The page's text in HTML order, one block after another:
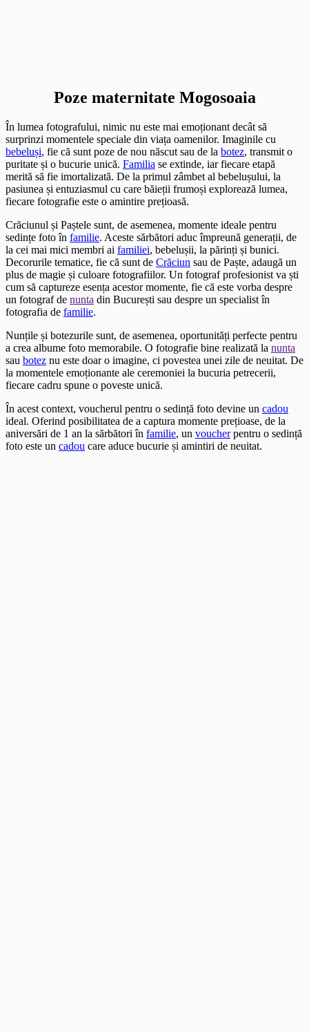
Poze maternitate Mogosoaia
În lumea fotografului, nimic nu este mai emoționant decât să
surprinzi momentele speciale din viața oamenilor. Imaginile cu
bebeluși, fie că sunt poze de nou născut sau de la botez, transmit o
puritate și o bucurie unică. Familia se extinde, iar fiecare etapă
merită să fie imortalizată. De la primul zâmbet al bebelușului, la
pasiunea și entuziasmul cu care băieții frumoși explorează lumea,
fiecare fotografie este o amintire prețioasă.
Crăciunul și Paștele sunt, de asemenea, momente ideale pentru
sedințe foto în familie. Aceste sărbători aduc împreună generații, de
la cei mai mici membri ai familiei, bebelușii, la părinți și bunici.
Decorurile tematice, fie că sunt de Crăciun sau de Paște, adaugă un
plus de magie și culoare fotografiilor. Un fotograf profesionist va ști
cum să captureze esența acestor momente, fie că este vorba despre
un fotograf de nunta din București sau despre un specialist în
fotografia de familie.
Nunțile și botezurile sunt, de asemenea, oportunități perfecte pentru
a crea albume foto memorabile. O fotografie bine realizată la nunta
sau botez nu este doar o imagine, ci povestea unei zile de neuitat. De
la momentele emoționante ale ceremoniei la bucuria petrecerii,
fiecare cadru spune o poveste unică.
În acest context, voucherul pentru o sedință foto devine un cadou
ideal. Oferind posibilitatea de a captura momente prețioase, de la
aniversări de 1 an la sărbători în familie, un voucherpentru o sedință
foto este un cadou care aduce bucurie și amintiri de neuitat.